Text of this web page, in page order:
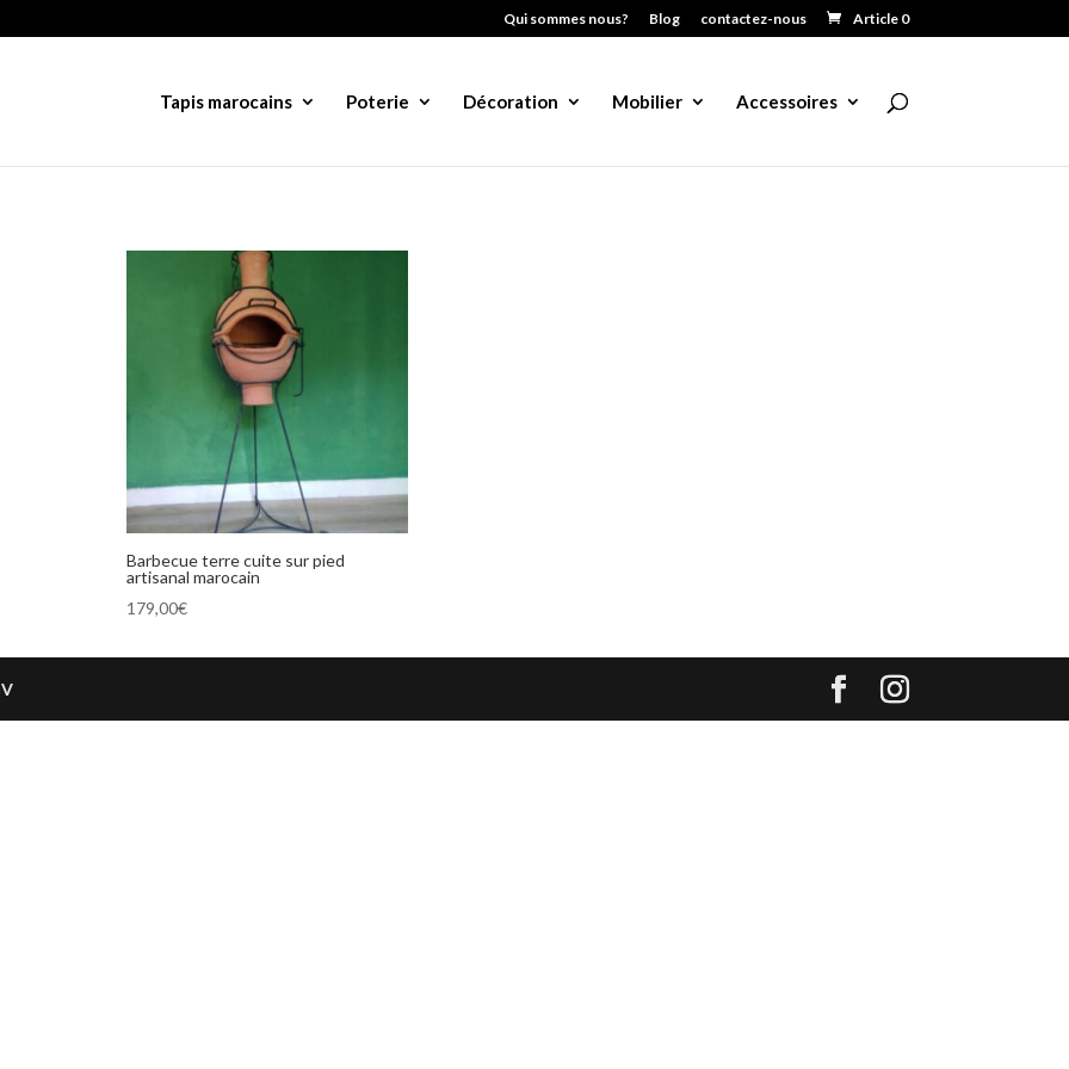
Qui sommes nous? Blog contactez-nous Article 0
Tapis marocains Poterie Décoration Mobilier Accessoires
Barbecue terre cuite sur pied
artisanal marocain
179,00€